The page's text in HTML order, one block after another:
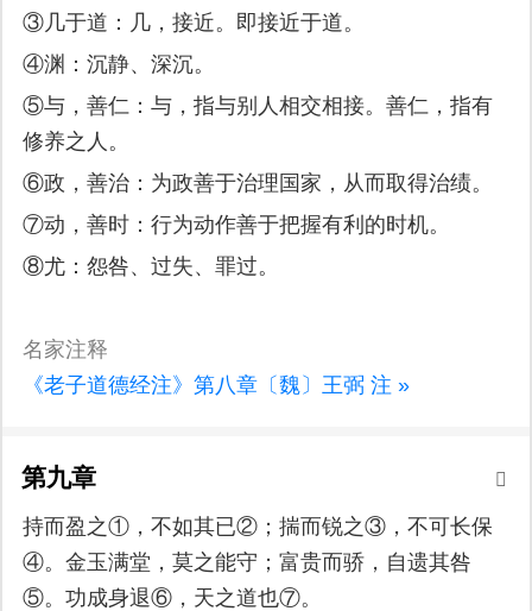
③几于道：几，接近。即接近于道。
④渊：沉静、深沉。
⑤与，善仁：与，指与别人相交相接。善仁，指有
修养之人。
⑥政，善治：为政善于治理国家，从而取得治绩。
⑦动，善时：行为动作善于把握有利的时机。
⑧尤：怨咎、过失、罪过。
名家注释
《老子道德经注》第八章〔魏〕王弼 注 »
第九章
持而盈之①，不如其已②；揣而锐之③，不可长保
④。金玉满堂，莫之能守；富贵而骄，自遗其咎
⑤。功成身退⑥，天之道也⑦。